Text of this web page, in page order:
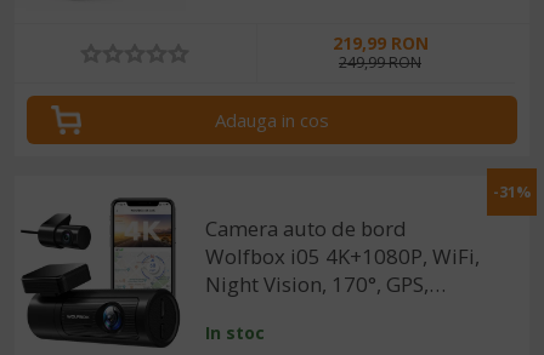
219,99 RON
249,99 RON
Adauga in cos
-31%
Camera auto de bord
Wolfbox i05 4K+1080P, WiFi,
Night Vision, 170°, GPS,
monitorizare parcare
In stoc